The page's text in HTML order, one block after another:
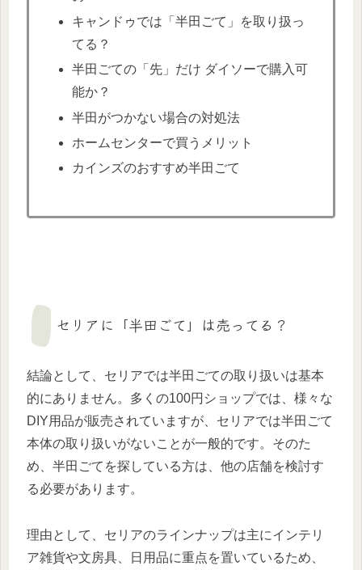
キャンドゥでは「半田ごて」を取り扱っ
てる？
半田ごての「先」だけ ダイソーで購入可
能か？
半田がつかない場合の対処法
ホームセンターで買うメリット
カインズのおすすめ半田ごて
セリアに「半田ごて」は売ってる？
結論として、セリアでは半田ごての取り扱いは基本
的にありません。多くの100円ショップでは、様々な
DIY用品が販売されていますが、セリアでは半田ごて
本体の取り扱いがないことが一般的です。そのた
め、半田ごてを探している方は、他の店舗を検討す
る必要があります。
理由として、セリアのラインナップは主にインテリ
ア雑貨や文房具、日用品に重点を置いているため、